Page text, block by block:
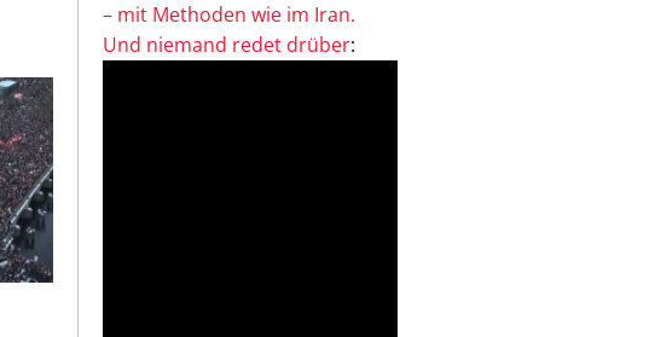
– mit Methoden wie im Iran.
Und niemand redet drüber: